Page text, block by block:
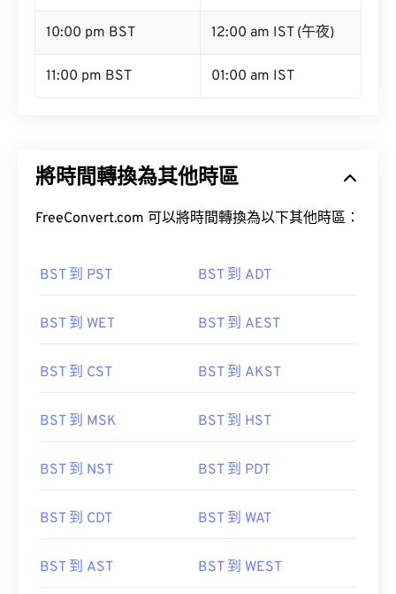
10:00 pm BST 12:00 am IST (午夜)
11:00 pm BST 01:00 am IST
將時間轉換為其他時區
FreeConvert.com 可以將時間轉換為以下其他時區：
BST 到 PST BST 到 ADT
BST 到 WET BST 到 AEST
BST 到 CST BST 到 AKST
BST 到 MSK BST 到 HST
BST 到 NST BST 到 PDT
BST 到 CDT BST 到 WAT
BST 到 AST BST 到 WEST